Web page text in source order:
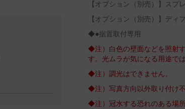
【オプション（別売）】スプ
【オプション（別売）】ディ
◆●据置取付専用
◆注）白色の壁面などを照射
す。光ムラが気になる用途で
◆注）調光はできません。
◆注）写真方向以外取り付け不
◆注）冠水する恐れのある場